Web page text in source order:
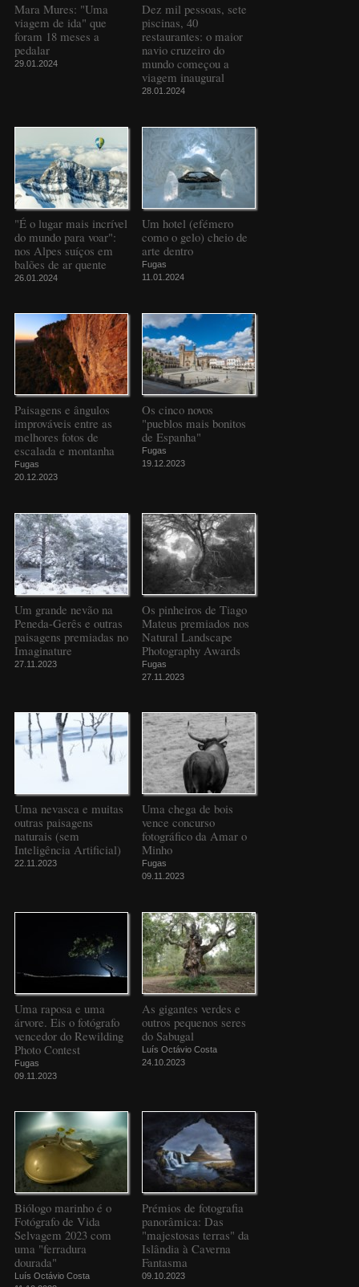
Mara Mures: "Uma
viagem de ida" que
foram 18 meses a
pedalar
29.01.2024
Dez mil pessoas, sete
piscinas, 40
restaurantes: o maior
navio cruzeiro do
mundo começou a
viagem inaugural
28.01.2024
"É o lugar mais incrível
do mundo para voar":
nos Alpes suíços em
balões de ar quente
26.01.2024
Um hotel (efémero
como o gelo) cheio de
arte dentro
Fugas
11.01.2024
Paisagens e ângulos
improváveis entre as
melhores fotos de
escalada e montanha
Fugas
20.12.2023
Os cinco novos
"pueblos mais bonitos
de Espanha"
Fugas
19.12.2023
Um grande nevão na
Peneda-Gerês e outras
paisagens premiadas no
Imaginature
27.11.2023
Os pinheiros de Tiago
Mateus premiados nos
Natural Landscape
Photography Awards
Fugas
27.11.2023
Uma nevasca e muitas
outras paisagens
naturais (sem
Inteligência Artificial)
22.11.2023
Uma chega de bois
vence concurso
fotográfico da Amar o
Minho
Fugas
09.11.2023
Uma raposa e uma
árvore. Eis o fotógrafo
vencedor do Rewilding
Photo Contest
Fugas
09.11.2023
As gigantes verdes e
outros pequenos seres
do Sabugal
Luís Octávio Costa
24.10.2023
Biólogo marinho é o
Fotógrafo de Vida
Selvagem 2023 com
uma "ferradura
dourada"
Luís Octávio Costa
Prémios de fotografia
panorâmica: Das
"majestosas terras" da
Islândia à Caverna
Fantasma
09.10.2023